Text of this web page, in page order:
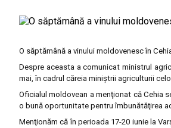
O săptămână a vinului moldovenesc în
Despre aceasta a comunicat ministrul
mai, în cadrul căreia miniştrii agriculturii
Oficialul moldovean a menţionat că Cehia
o bună oportunitate pentru îmbunătăţirea
Menţionăm că în perioada 17-20 iunie la